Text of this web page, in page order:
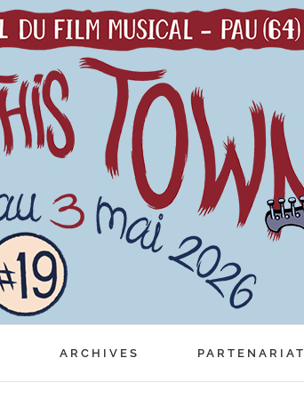
ARCHIVES PARTENARIAT